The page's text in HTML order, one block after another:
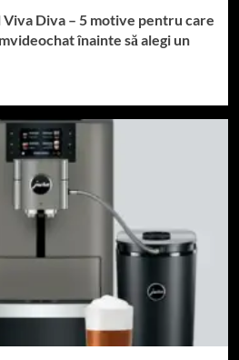
Diva – 5 motive pentru care
înainte să alegi un